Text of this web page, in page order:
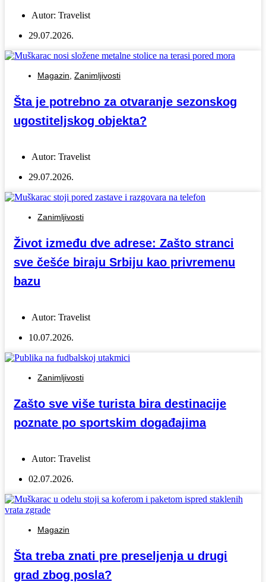
Autor: Travelist
29.07.2026.
Magazin Zanimljivosti
Šta je potrebno za otvaranje sezonskog
ugostiteljskog objekta?
Autor: Travelist
29.07.2026.
Zanimljivosti
Život između dve adrese: Zašto stranci
sve češće biraju Srbiju kao privremenu
bazu
Autor: Travelist
10.07.2026.
Zanimljivosti
Zašto sve više turista bira destinacije
poznate po sportskim događajima
Autor: Travelist
02.07.2026.
Magazin
Šta treba znati pre preseljenja u drugi
grad zbog posla?